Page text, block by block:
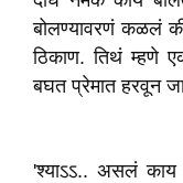
बोलण्यावरणं कळलं
ठिकाण. तिथं म्हणे
बघत प्रेमात हरवून
'श्याऽऽ.. असलं काय